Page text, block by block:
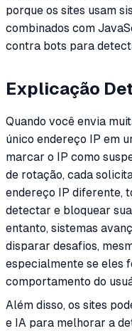
porque os sites usam
combinados com
contra bots para
Explicação
Quando você envia
único endereço IP em
marcar o IP como
de rotação, cada
endereço IP diferente,
detectar e bloquear
entanto, sistemas
disparar desafios,
especialmente se eles
comportamento do
Além disso, os sites
e IA para melhorar a